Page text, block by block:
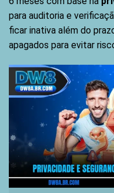
para auditoria e
ficar inativa além do
apagados para evitar